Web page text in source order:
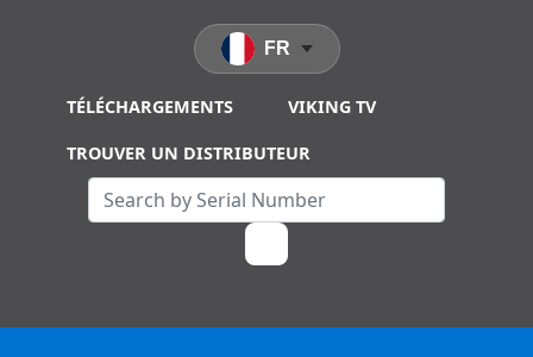
TÉLÉCHARGEMENTS VIKING TV
TROUVER UN DISTRIBUTEUR
FR